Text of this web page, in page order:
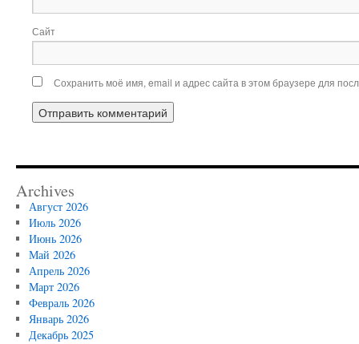
Сайт
Сохранить моё имя, email и адрес сайта в этом браузере для
Archives
Август 2026
Июль 2026
Июнь 2026
Май 2026
Апрель 2026
Март 2026
Февраль 2026
Январь 2026
Декабрь 2025